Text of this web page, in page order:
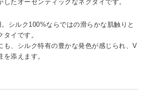
たオーセンティックなネクタイです。
シルク100%ならではの滑らかな肌触りと
タイです。
も、シルク特有の豊かな発色が感じられ、V
添えます。